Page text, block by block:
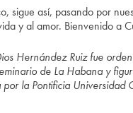
sigue así, pasando por
y al amor. Bienvenido a
Hernández Ruiz fue
de La Habana y
la Pontificia Universidad